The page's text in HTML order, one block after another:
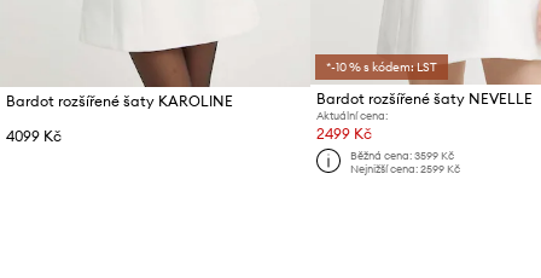
Bardot rozšířené šaty KAROLINE
4099 Kč
*-10 % s kódem: LST
Bardot rozšířené šaty NEVELLE
Aktuální cena:
2499 Kč
Běžná cena:3599 Kč
Nejnižší cena:2599 Kč